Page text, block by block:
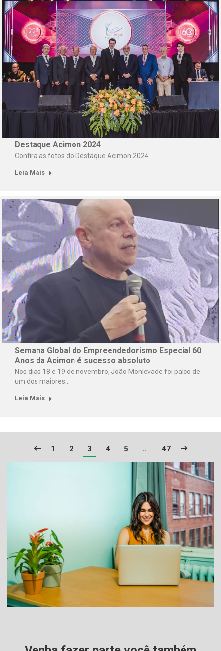
Destaque Acimon 2024
Confira as fotos do Destaque Acimon 2024
Leia Mais
Semana Global do Empreendedorismo Especial 60
Anos da Acimon é sucesso absoluto
Nos dias 18 e 19 de novembro, João Monlevade foi palco de
um dos maiores…
Leia Mais
1 2 3 4 5 … 47